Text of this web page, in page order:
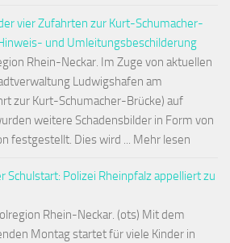
vier Zufahrten zur Kurt-Schumacher-
und Umleitungsbeschilderung
Rhein-Neckar. Im Zuge von aktuellen
Ludwigshafen am
zur Kurt-Schumacher-Brücke) auf
weitere Schadensbilder in Form von
festgestellt. Dies wird ... Mehr lesen
Schulstart: Polizei Rheinpfalz appelliert zu
Rhein-Neckar. (ots) Mit dem
Montag startet für viele Kinder in